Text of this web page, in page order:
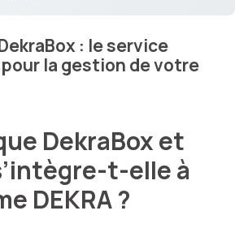
: le service
la gestion de votre
DekraBox et
t-elle à
DEKRA ?